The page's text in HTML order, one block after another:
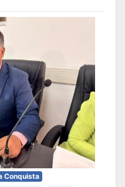
Conquista